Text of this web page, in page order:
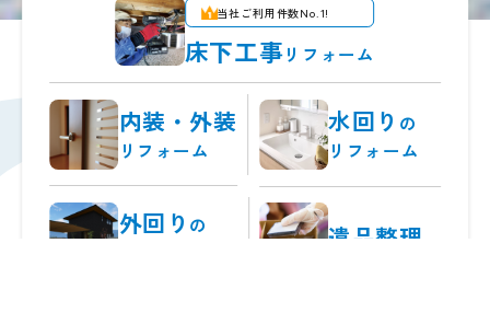
当社ご利用件数No.1!
床下工事リフォーム
内装・外装
リフォーム
水回り の
リフォーム
外回り の
遺品整理